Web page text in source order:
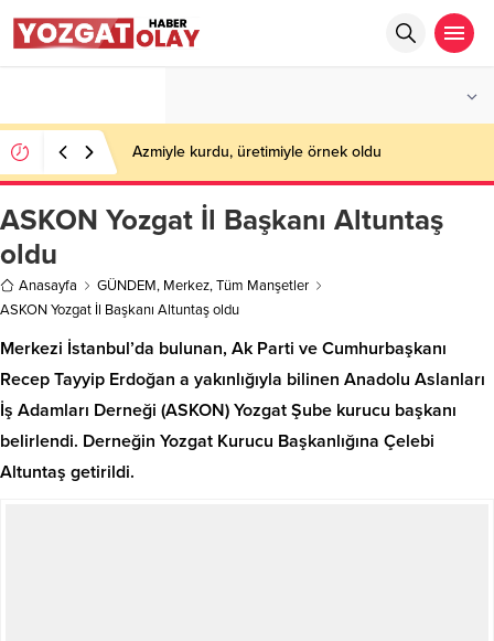
Azmiyle kurdu, üretimiyle örnek oldu
ASKON Yozgat İl Başkanı Altuntaş
oldu
Anasayfa GÜNDEM, Merkez,Tüm Manşetler
ASKON Yozgat İl Başkanı Altuntaş oldu
Merkezi İstanbul’da bulunan, Ak Parti ve Cumhurbaşkanı
Recep Tayyip Erdoğan a yakınlığıyla bilinen Anadolu Aslanları
İş Adamları Derneği (ASKON) Yozgat Şube kurucu başkanı
belirlendi. Derneğin Yozgat Kurucu Başkanlığına Çelebi
Altuntaş getirildi.